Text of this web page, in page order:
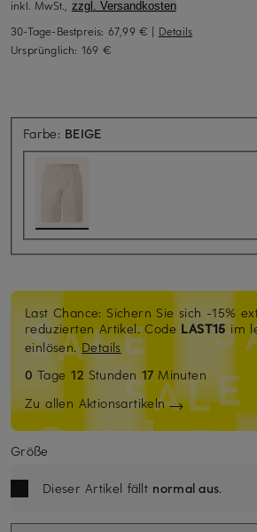
inkl. MwSt., zzgl. Versandkosten
30-Tage-Bestpreis: 67,99 € | Details
Ursprünglich: 169 €
Farbe: BEIGE
Last Chance: Sichern Sie sich -15%
reduzierten Artikel. Code LAST15im
einlösen.Details
0 Tage12 Stunden 17 Minuten
Zu allen Aktionsartikeln
Größe
Dieser Artikel fällt normal aus.